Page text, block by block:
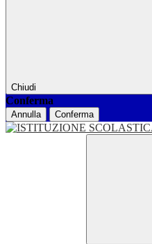
Chiudi
Conferma
Annulla Conferma